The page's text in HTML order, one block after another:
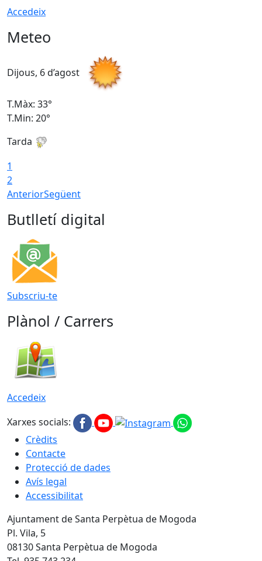
Accedeix
Meteo
Dijous, 6 d’agost
T.Màx: 33°
T.Min: 20°
Tarda
1
2
AnteriorSegüent
Butlletí digital
Subscriu-te
Plànol / Carrers
Accedeix
Xarxes socials:
Crèdits
Contacte
Protecció de dades
Avís legal
Accessibilitat
Ajuntament de Santa Perpètua de Mogoda
Pl. Vila, 5
08130 Santa Perpètua de Mogoda